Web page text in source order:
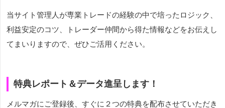
当サイト管理人が専業トレードの経験の中で培ったロジック、
利益安定のコツ、トレーダー仲間から得た情報などをお伝えし
てまいりますので、ぜひご活用ください。
特典レポート＆データ進呈します！
メルマガにご登録後、すぐに２つの特典を配布させていただき